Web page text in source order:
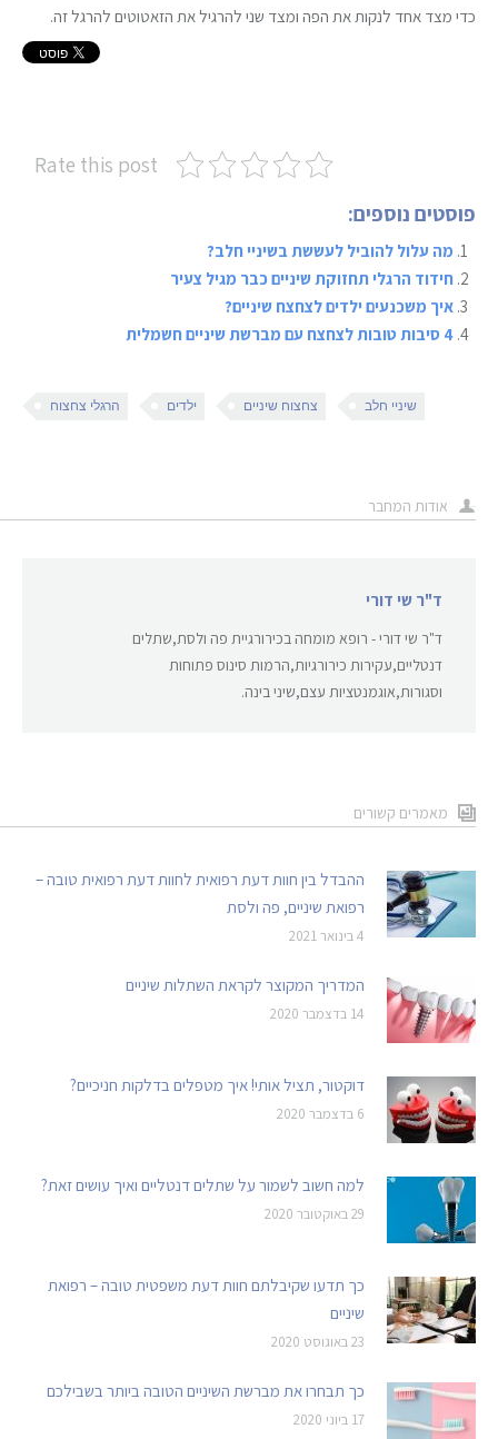
כדי מצד אחד לנקות את הפה ומצד שני להרגיל את הזאטוטים להרגל זה.
Rate this post
פוסטים נוספים:
מה עלול להוביל לעששת בשיניי חלב?
חידוד הרגלי תחזוקת שיניים כבר מגיל צעיר
איך משכנעים ילדים לצחצח שיניים?
4 סיבות טובות לצחצח עם מברשת שיניים חשמלית
הרגלי צחצוח ילדים צחצוח שיניים שיניי חלב
אודות המחבר
ד"ר שי דורי
ד"ר שי דורי - רופא מומחה בכירורגיית פה ולסת,שתלים
דנטליים,עקירות כירורגיות,הרמות סינוס פתוחות
וסגורות,אוגמנטציות עצם,שיני בינה.
מאמרים קשורים
ההבדל בין חוות דעת רפואית לחוות דעת רפואית טובה –
רפואת שיניים, פה ולסת
4 בינואר 2021
המדריך המקוצר לקראת השתלות שיניים
14 בדצמבר 2020
דוקטור, תציל אותי! איך מטפלים בדלקות חניכיים?
6 בדצמבר 2020
למה חשוב לשמור על שתלים דנטליים ואיך עושים זאת?
29 באוקטובר 2020
כך תדעו שקיבלתם חוות דעת משפטית טובה – רפואת
שיניים
23 באוגוסט 2020
כך תבחרו את מברשת השיניים הטובה ביותר בשבילכם
17 ביוני 2020